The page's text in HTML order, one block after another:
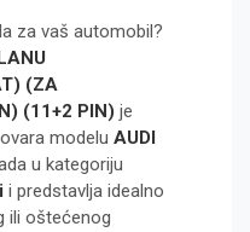
za vaš automobil?
(ZA
(11+2 PIN) je
modelu AUDI
u kategoriju
i predstavlja idealno
ili oštećenog